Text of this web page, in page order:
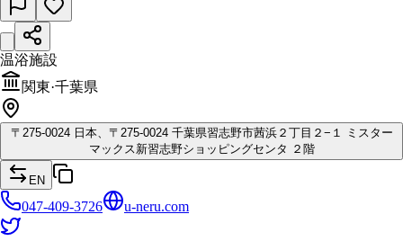
温浴施設
関東·千葉県
〒 275-0024 日本、〒275-0024 千葉県習志野市茜浜２丁目２−１ ミスター
マックス新習志野ショッピングセンタ ２階
EN
047-409-3726 u-neru.com